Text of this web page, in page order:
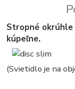
Stropné
kúpeľne.
(Svietidlo je na